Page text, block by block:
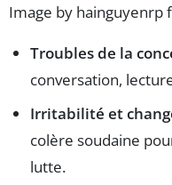
Image by hainguyenrp
Troubles de la
conversation,
Irritabilité et
colère soudaine
lutte.